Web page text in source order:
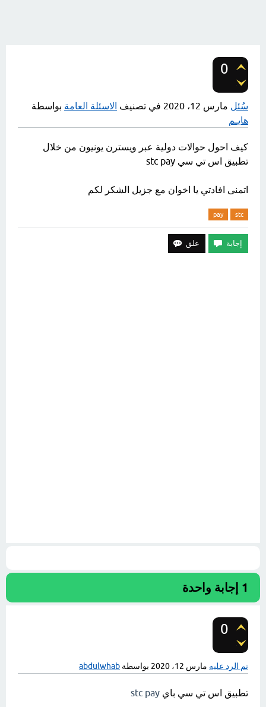
0
سُئل مارس 12، 2020 في تصنيف الاسئلة العامة بواسطة
هايـم
كيف احول حوالات دولية عبر ويسترن يونيون من خلال
تطبيق اس تي سي stc pay
اتمنى افادتي يا اخوان مع جزيل الشكر لكم
stc
pay
1 إجابة واحدة
0
تم الرد عليه مارس 12، 2020 بواسطة abdulwhab
تطبيق اس تي سي باي stc pay